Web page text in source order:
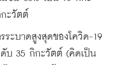
ะวัตต์
บาดสูงสุดของโควิด-19
บ 35 กิกะวัตต์ (คิดเป็น